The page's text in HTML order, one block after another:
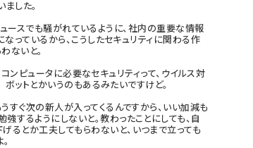
した。
ースでも騒がれているように、社内の重要な情報
っているから、こうしたセキュリティに関わる作
ないと。
ピュータに必要なセキュリティって、ウイルス対
ットとかいうのもあるみたいですけど。
すぐ次の新人が入ってくるんですから、いい加減も
強するようにしないと。教わったことにしても、自
るとか工夫してもらわないと、いつまで立っても